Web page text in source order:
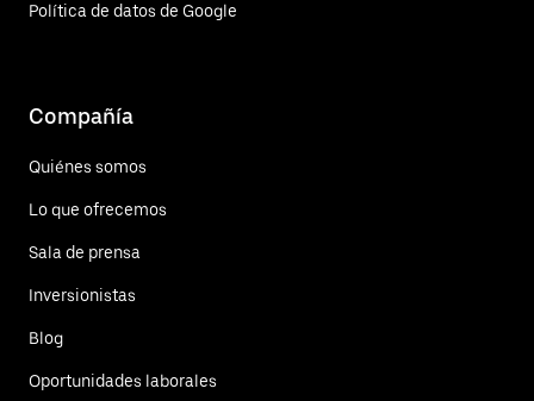
Política de datos de Google
Compañía
Quiénes somos
Lo que ofrecemos
Sala de prensa
Inversionistas
Blog
Oportunidades laborales